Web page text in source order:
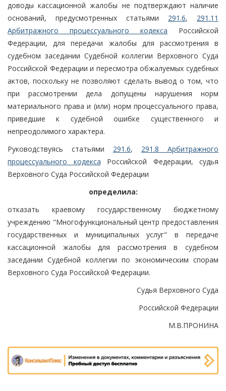
доводы кассационной жалобы не подтверждают наличие
оснований, предусмотренных статьями 291.6, 291.11
Арбитражного процессуального кодекса Российской
Федерации, для передачи жалобы для рассмотрения в
судебном заседании Судебной коллегии Верховного Суда
Российской Федерации и пересмотра обжалуемых судебных
актов, поскольку не позволяют сделать вывод о том, что
при рассмотрении дела допущены нарушения норм
материального права и (или) норм процессуального права,
приведшие к судебной ошибке существенного и
непреодолимого характера.
Руководствуясь статьями 291.6, 291.8 Арбитражного
процессуального кодекса Российской Федерации, судья
Верховного Суда Российской Федерации
определила:
отказать краевому государственному бюджетному
учреждению "Многофункциональный центр предоставления
государственных и муниципальных услуг" в передаче
кассационной жалобы для рассмотрения в судебном
заседании Судебной коллегии по экономическим спорам
Верховного Суда Российской Федерации.
Судья Верховного Суда
Российской Федерации
М.В.ПРОНИНА